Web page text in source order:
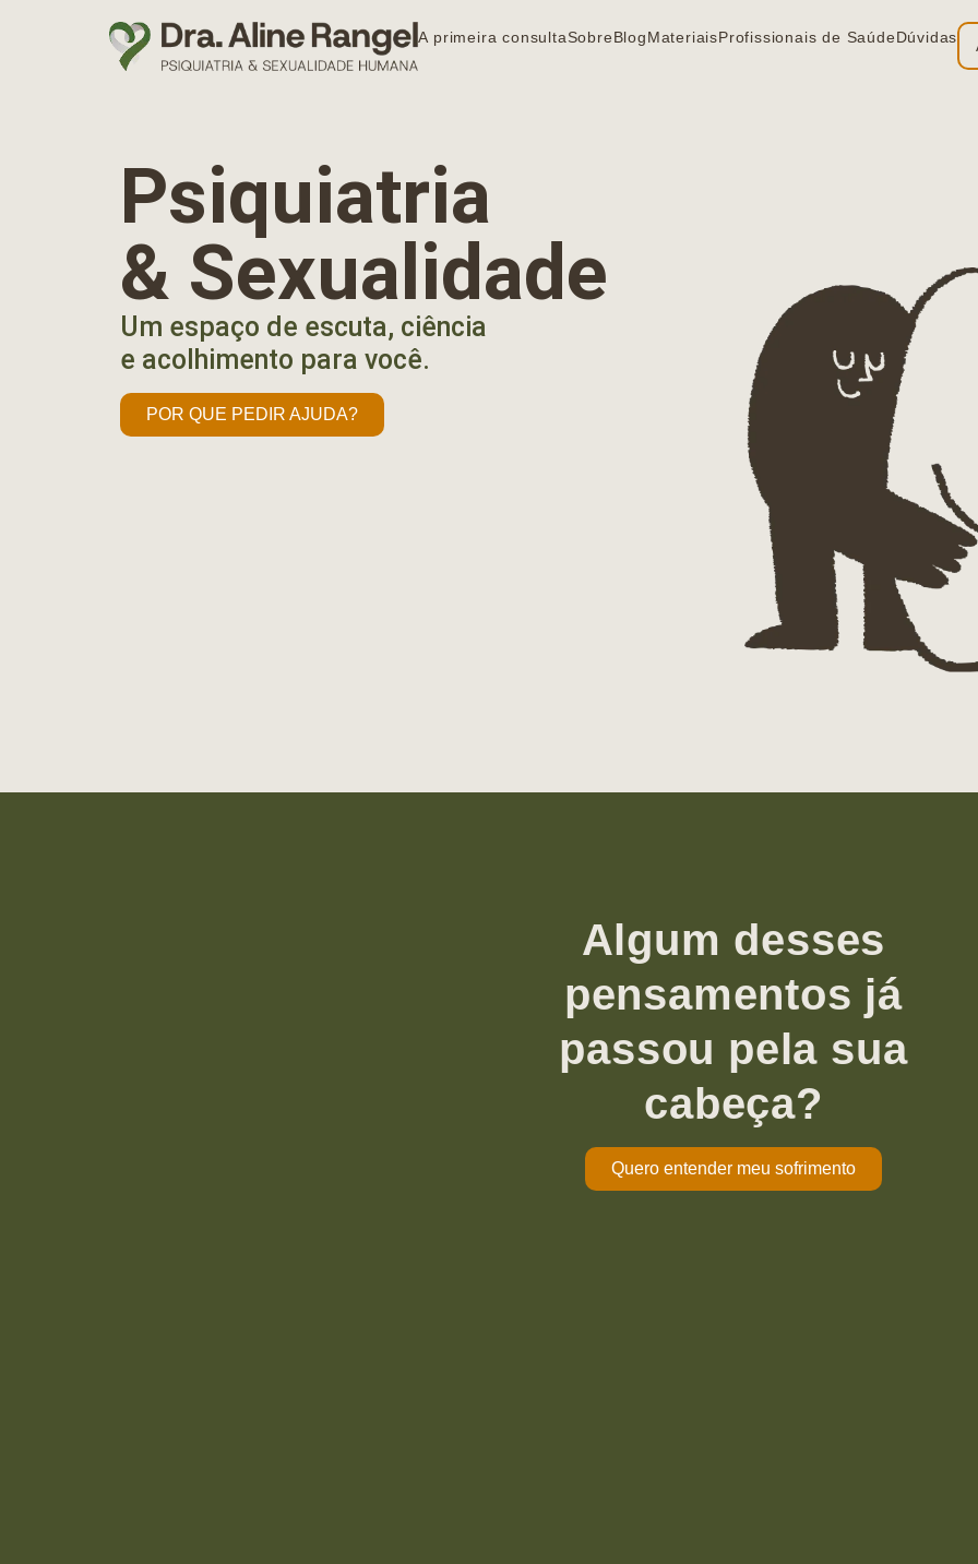
A primeira consultaSobreBlogMateriaisProfissionais de SaúdeDúvidas
Psiquiatria
& Sexualidade
Um espaço de escuta, ciência
e acolhimento para você.
POR QUE PEDIR AJUDA?
Algum desses
pensamentos já
passou pela sua
cabeça?
Quero entender meu sofrimento